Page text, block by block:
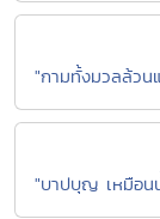
"กามทั้งมวลล้วน
"บาปบุญ เหมือน